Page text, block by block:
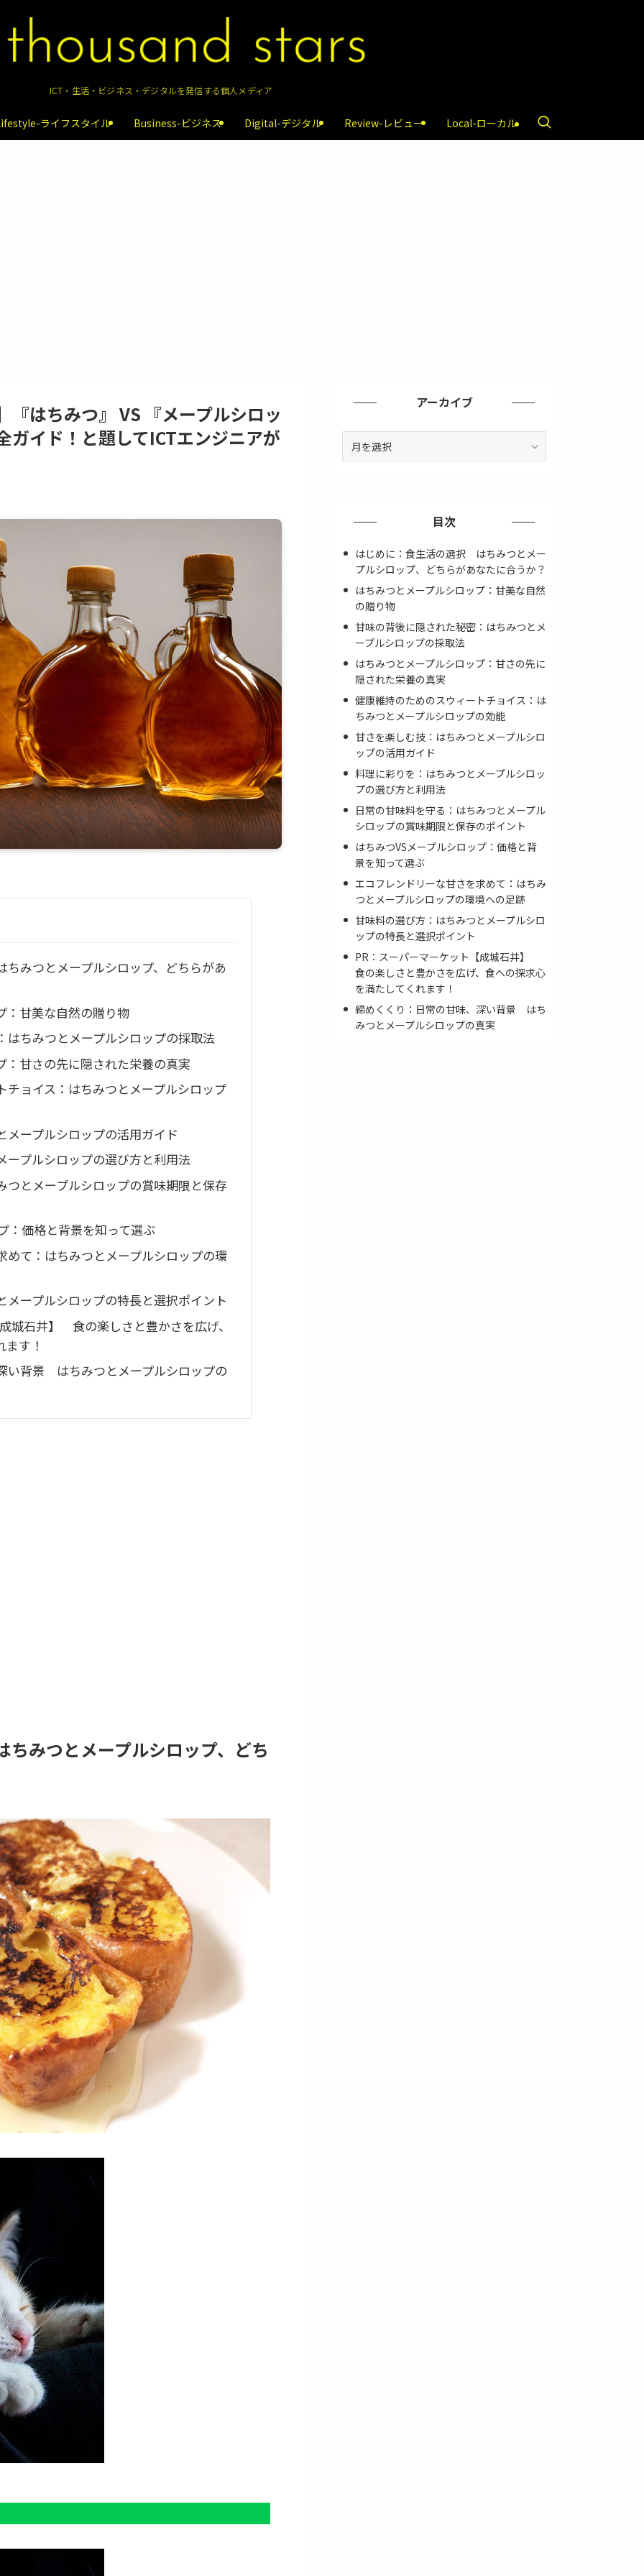
ICT・生活・ビジネス・デジタルを発信する個人メディア
ライフスタイル Business-ビジネス Digital-デジタル Review-レビュー Local-ローカル
『はちみつ』 VS 『メープルシロッ
ガイド！と題してICTエンジニアが
みつとメープルシロップ、どちらがあ
：甘美な自然の贈り物
はちみつとメープルシロップの採取法
：甘さの先に隠された栄養の真実
チョイス：はちみつとメープルシロップ
ープルシロップの活用ガイド
ープルシロップの選び方と利用法
つとメープルシロップの賞味期限と保存
：価格と背景を知って選ぶ
めて：はちみつとメープルシロップの環
メープルシロップの特長と選択ポイント
城石井】 食の楽しさと豊かさを広げ、
す！
い背景 はちみつとメープルシロップの
みつとメープルシロップ、どち
アーカイブ
目次
はじめに：食生活の選択 はちみつとメー
プルシロップ、どちらがあなたに合うか？
はちみつとメープルシロップ：甘美な自然
の贈り物
甘味の背後に隠された秘密：はちみつとメ
ープルシロップの採取法
はちみつとメープルシロップ：甘さの先に
隠された栄養の真実
健康維持のためのスウィートチョイス：は
ちみつとメープルシロップの効能
甘さを楽しむ技：はちみつとメープルシロ
ップの活用ガイド
料理に彩りを：はちみつとメープルシロッ
プの選び方と利用法
日常の甘味料を守る：はちみつとメープル
シロップの賞味期限と保存のポイント
はちみつVSメープルシロップ：価格と背
景を知って選ぶ
エコフレンドリーな甘さを求めて：はちみ
つとメープルシロップの環境への足跡
甘味料の選び方：はちみつとメープルシロ
ップの特長と選択ポイント
PR：スーパーマーケット【成城石井】
食の楽しさと豊かさを広げ、食への探求心
を満たしてくれます！
締めくくり：日常の甘味、深い背景 はち
みつとメープルシロップの真実